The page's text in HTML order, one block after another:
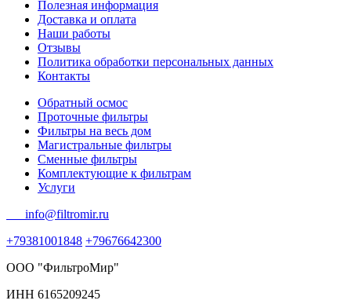
Полезная информация
Доставка и оплата
Наши работы
Отзывы
Политика обработки персональных данных
Контакты
Обратный осмос
Проточные фильтры
Фильтры на весь дом
Магистральные фильтры
Сменные фильтры
Комплектующие к фильтрам
Услуги
info@filtromir.ru
+79381001848 +79676642300
ООО "ФильтроМир"
ИНН 6165209245